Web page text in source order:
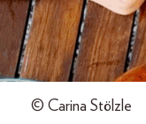
© Carina Stölzle